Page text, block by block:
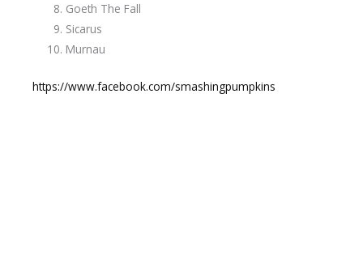
Goeth The Fall
Sicarus
Murnau
https://www.facebook.com/smashingpumpkins